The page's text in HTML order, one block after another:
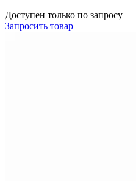
Доступен только по запросу
Запросить товар